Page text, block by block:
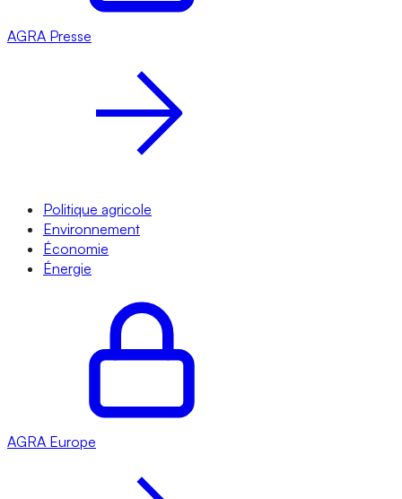
AGRA Presse
Politique agricole
Environnement
Économie
Énergie
AGRA Europe